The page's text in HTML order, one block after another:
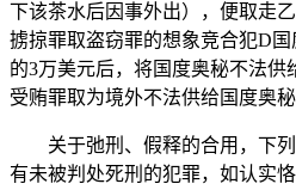
下该茶水后因事外出），便取走
掳掠罪取盗窃罪的想象竞合犯D
的3万美元后，将国度奥秘不法供
受贿罪取为境外不法供给国度奥
关于弛刑、假释的合用，下列
有未被判处死刑的犯罪，如认实